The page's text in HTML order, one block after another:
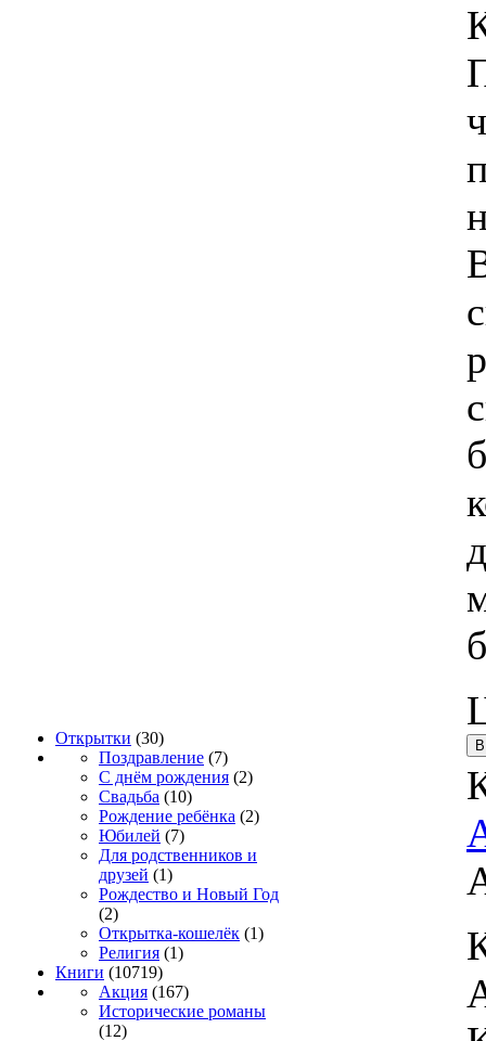
Открытки (30)
Поздравление (7)
С днём рождения (2)
Свадьба (10)
Рождение ребёнка (2)
Юбилей (7)
Для родственников и
друзей (1)
Рождество и Новый Год
(2)
Открытка-кошелёк (1)
Религия (1)
Книги (10719)
Акция (167)
Исторические романы
(12)